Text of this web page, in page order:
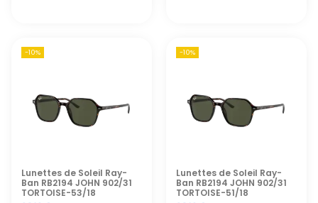
-10%
Lunettes de Soleil Ray-
Ban RB2194 JOHN 902/31
TORTOISE-53/18
-10%
Lunettes de Soleil Ray-
Ban RB2194 JOHN 902/31
TORTOISE-51/18